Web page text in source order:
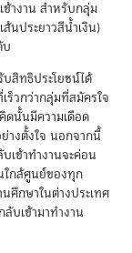
างาน สำหรับกลุ่ม
นประยาวสีน้ำเงิน)
บ
สิทธิประโยชน์ได้
ร็วกว่ากลุ่มที่สมัครใจ
ดนั้นมีความเดือด
างตั้งใจ นอกจากนี้
เข้าทำงานจะค่อน
ใกล้ศูนย์ของทุก
ศึกษาในต่างประเทศ
บเข้ามาทำงาน